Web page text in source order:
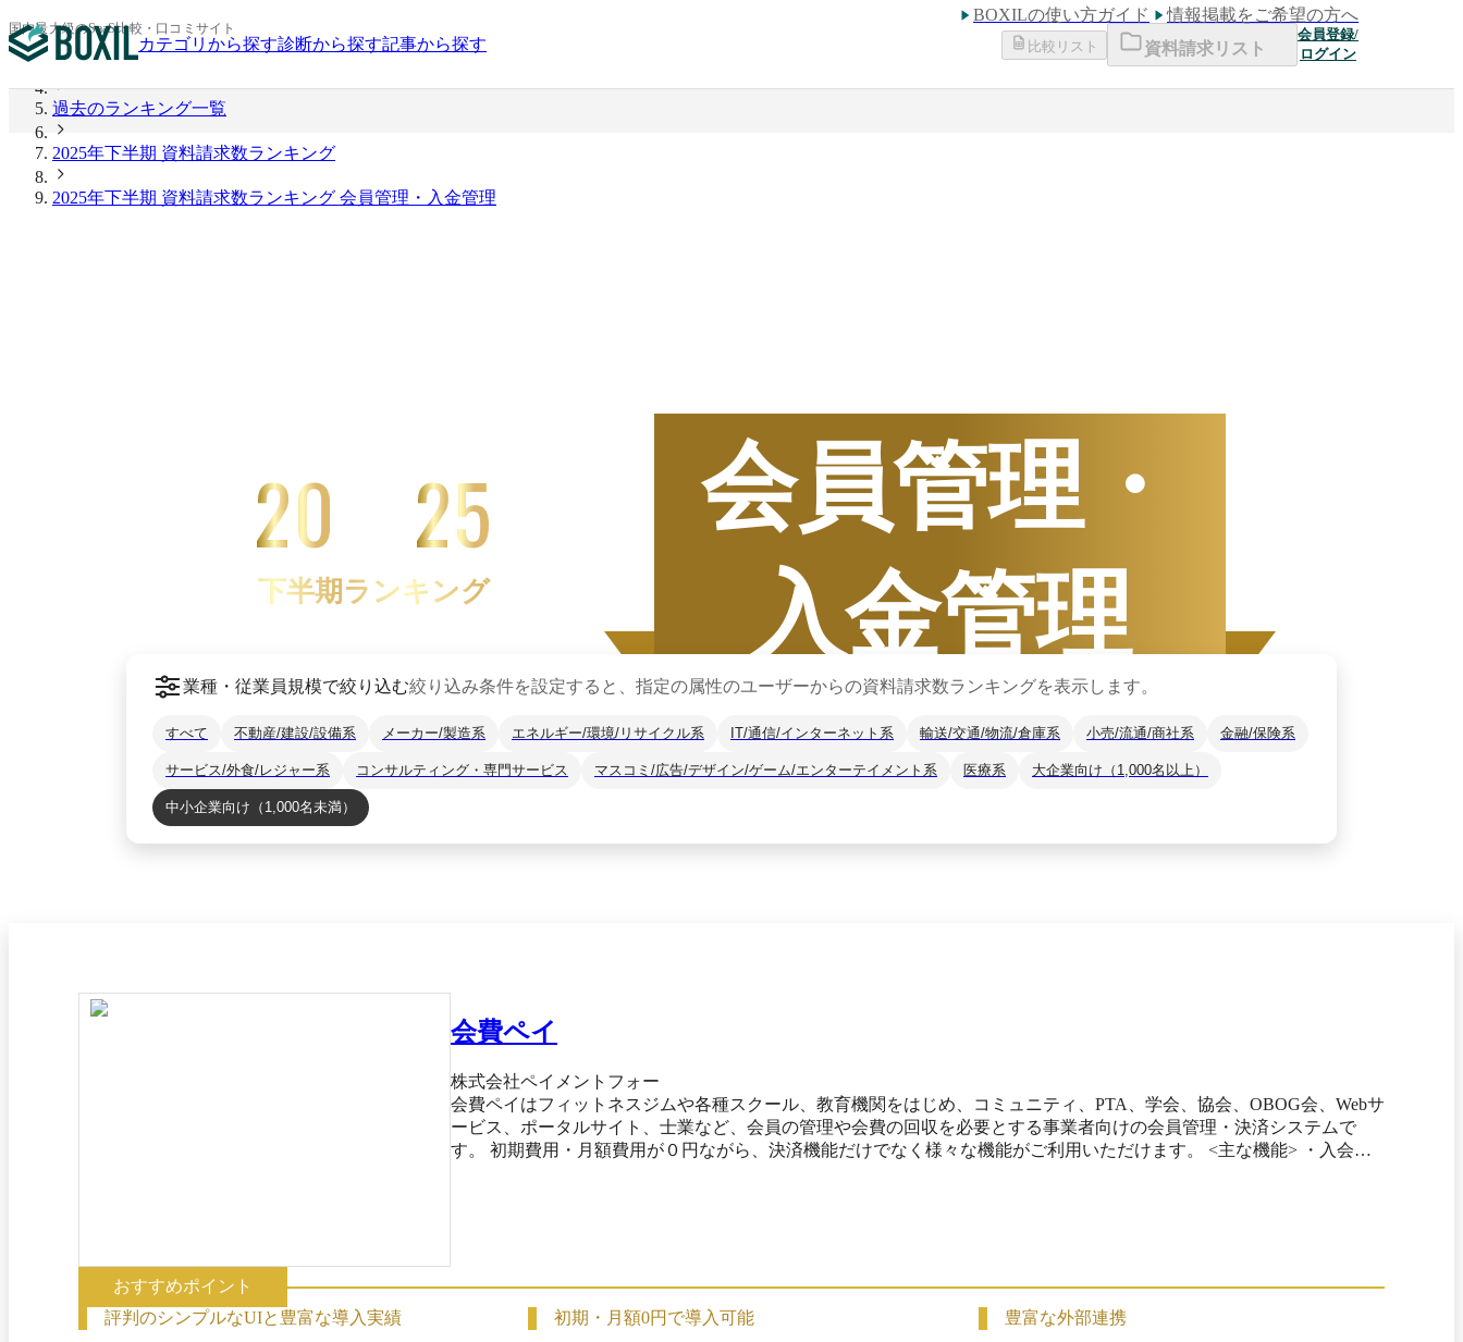
国内最大級のSaaS比較・口コミサイト
BOXILの使い方ガイド
情報掲載をご希望の方へ
カテゴリから探す診断から探す記事から探す 比較リスト 資料請求リスト
会員登録/
ログイン
BOXIL
2026年上半期 資料請求数ランキング
過去のランキング一覧
2025年下半期 資料請求数ランキング
2025年下半期 資料請求数ランキング 会員管理・入金管理
20 25
下半期ランキング
会員管理・
入金管理
2025年下半期（7月〜12月）にBOXILユーザーから資料請求されたサービスをもと
業種・従業員規模で絞り込む絞り込み条件を設定すると、指定の属性のユーザーからの資料請求数ランキングを表示します。
すべて 不動産/建設/設備系 メーカー/製造系 エネルギー/環境/リサイクル系 IT/通信/インターネット系 輸送/交通/物流/倉庫系 小売/流通/商社系 金融/保険系
サービス/外食/レジャー系 コンサルティング・専門サービス マスコミ/広告/デザイン/ゲーム/エンターテイメント系 医療系 大企業向け（1,000名以上）
中小企業向け（1,000名未満）
会費ペイ
株式会社ペイメントフォー
会費ペイはフィットネスジムや各種スクール、教育機関をはじめ、コミュニティ、PTA、学会、協会、OBOG会、Webサ
ービス、ポータルサイト、士業など、会員の管理や会費の回収を必要とする事業者向けの会員管理・決済システムで
す。 初期費用・月額費用が０円ながら、決済機能だけでなく様々な機能がご利用いただけます。 <主な機能> ・入会申
おすすめポイント
評判のシンプルなUIと豊富な導入実績
初期・月額0円で導入可能 豊富な外部連携